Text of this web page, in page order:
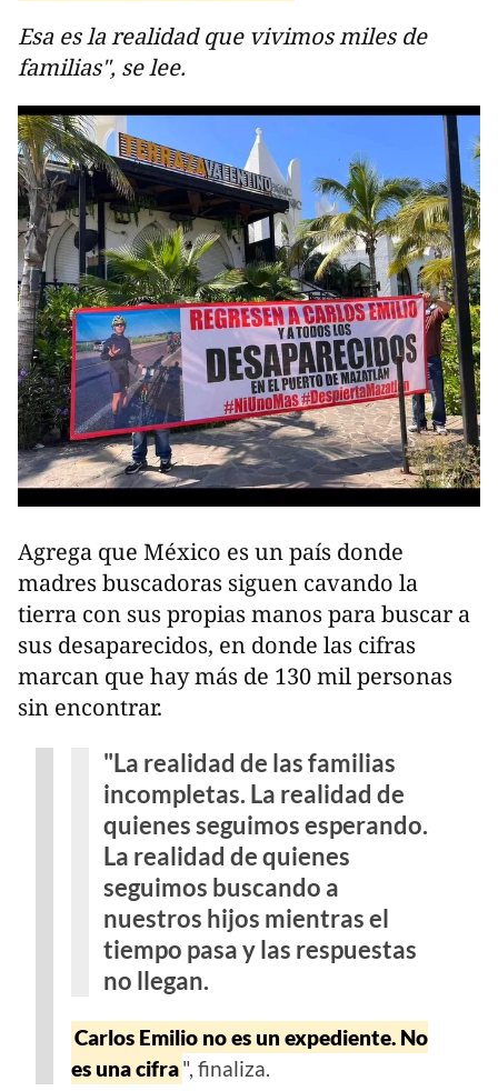
Esa es la realidad que vivimos miles de
familias", se lee.
Agrega que México es un país donde
madres buscadoras siguen cavando la
tierra con sus propias manos para buscar a
sus desaparecidos, en donde las cifras
marcan que hay más de 130 mil personas
sin encontrar.
"La realidad de las familias
incompletas. La realidad de
quienes seguimos esperando.
La realidad de quienes
seguimos buscando a
nuestros hijos mientras el
tiempo pasa y las respuestas
no llegan.
Carlos Emilio no es un expediente. No
es una cifra", finaliza.